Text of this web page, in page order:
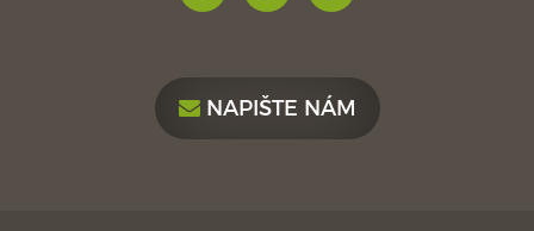
NAPIŠTE NÁM